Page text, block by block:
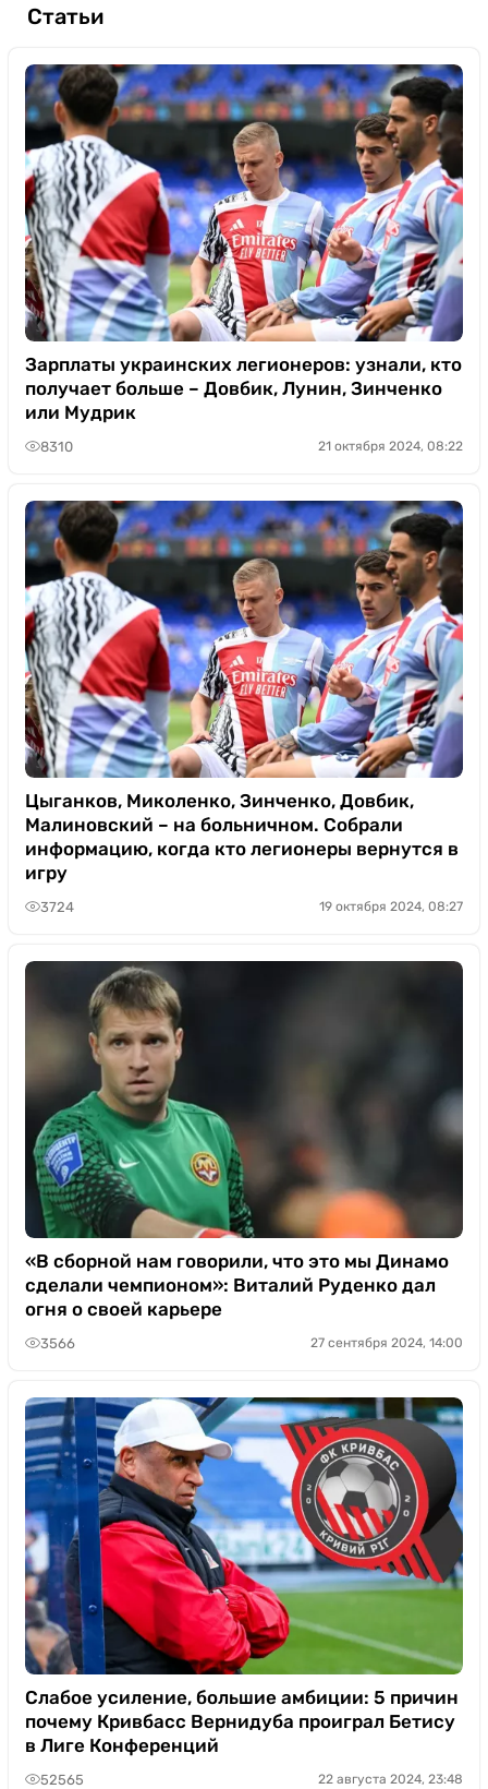
Статьи
Зарплаты украинских легионеров: узнали, кто
получает больше – Довбик, Лунин, Зинченко
или Мудрик
8310 21 октября 2024, 08:22
Цыганков, Миколенко, Зинченко, Довбик,
Малиновский – на больничном. Собрали
информацию, когда кто легионеры вернутся в
игру
3724 19 октября 2024, 08:27
«В сборной нам говорили, что это мы Динамо
сделали чемпионом»: Виталий Руденко дал
огня о своей карьере
3566 27 сентября 2024, 14:00
Слабое усиление, большие амбиции: 5 причин
почему Кривбасс Вернидуба проиграл Бетису
в Лиге Конференций
52565 22 августа 2024, 23:48